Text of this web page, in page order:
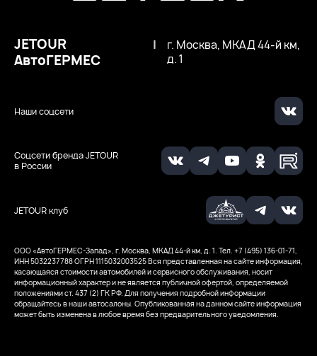
JETOUR клуб
Соцсети бренда JETOUR
в России
Наши соцсети
JETOUR
АвтоГЕРМЕС
|
г. Москва, МКАД 44-й км,
д. 1
ООО ‭«АвтоГЕРМЕС-Запад», г. Москва, МКАД 44-й км, д. 1. Тел. +7 (495) 136-01-71,
ИНН 5032237788ОГРН 1115032003525Вся представленная на сайте информация,
касающаяся стоимости автомобилей и сервисного обслуживания, носит
информационный характер и не является публичной офертой, определяемой
положениями ст. 437 (2) ГК РФ. Для получения подробной информации
обращайтесь в наши автосалоны. Опубликованная на данном сайте информация
может быть изменена в любое время без предварительного уведомления.